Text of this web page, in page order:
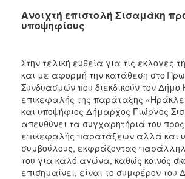
ΕΠΙΣΚΕΠΤΗΣ
Ανοιχτή επιστολή Σισαμάκη
υποψηφίους
Στην τελική ευθεία για τις εκλογές
και με αφορμή την κατάθεση στο
Συνδυασμών που διεκδικούν τον Δήμο
επικεφαλής της παράταξης
και υποψήφιος Δήμαρχος Γιώργος
απευθύνει τα συγχαρητήριά του
επικεφαλής παρατάξεων αλλά και
συμβούλους, εκφράζοντας
του για καλό αγώνα, καθώς κοινός
επισημαίνει, είναι το συμφέρον του